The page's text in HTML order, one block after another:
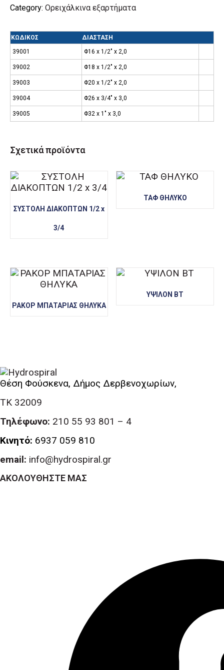
Category: Ορειχάλκινα εξαρτήματα
ΚΩΔΙΚΟΣ
ΔΙΑΣΤΑΣΗ
39001
Φ16 x 1/2″ x 2,0
39002 Φ18 x 1/2″ x 2,0
39003 Φ20 x 1/2″ x 2,0
39004 Φ26 x 3/4″ x 3,0
39005 Φ32 x 1″ x 3,0
Σχετικά προϊόντα
ΣΥΣΤΟΛΗ ΔΙΑΚΟΠΤΩΝ 1/2 x
3/4
ΤΑΦ ΘΗΛΥΚΟ
ΡΑΚΟΡ ΜΠΑΤΑΡΙΑΣ ΘΗΛΥΚΑ
ΥΨΙΛΟΝ ΒΤ
Θέση Φούσκενα, Δήμος Δερβενοχωρίων,
ΤΚ 32009
Τηλέφωνο: 210 55 93 801 – 4
Κινητό: 6937 059 810
email: info@hydrospiral.gr
ΑΚΟΛΟΥΘΗΣΤΕ ΜΑΣ